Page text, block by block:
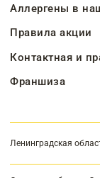
Аллергены в
Правила акции
Контактная и
Франшиза
Ленинградская